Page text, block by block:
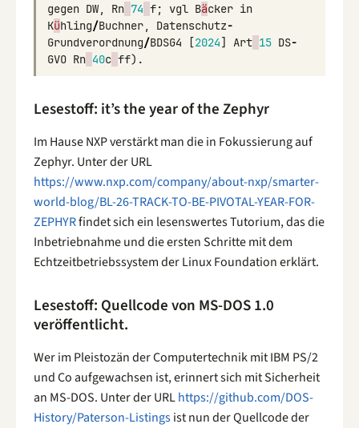
gegen DW Rn 74 f; vgl Bäcker in
Kühling/Buchner Datenschutz-
Grundverordnung/BDSG4 [2024] Art 15 DS-
GVO Rn 40c ff).
Lesestoff: it’s the year of the Zephyr
Im Hause NXP verstärkt man die in Fokussierung auf
Zephyr. Unter der URL
https://www.nxp.com/company/about-nxp/smarter-
world-blog/BL-26-TRACK-TO-BE-PIVOTAL-YEAR-FOR-
ZEPHYRfindet sich ein lesenswertes Tutorium, das die
Inbetriebnahme und die ersten Schritte mit dem
Echtzeitbetriebssystem der Linux Foundation erklärt.
Lesestoff: Quellcode von MS-DOS 1.0
veröffentlicht.
Wer im Pleistozän der Computertechnik mit IBM PS/2
und Co aufgewachsen ist, erinnert sich mit Sicherheit
an MS-DOS. Unter der URLhttps://github.com/DOS-
History/Paterson-Listingsist nun der Quellcode der